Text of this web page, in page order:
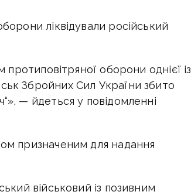
ліквідували російський
протиповітряної оборони однієї із
Збройних Сил України збито
— йдеться у повідомленні
призначеним для надання
військовий із позивним